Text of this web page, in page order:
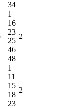
34
1
16
23
25
46
48
2
1
11
15
18
23
2